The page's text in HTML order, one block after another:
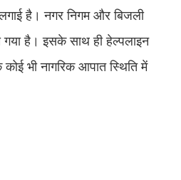
है। नगर निगम और बिजली
गया है। इसके साथ ही हेल्पलाइन
कोई भी नागरिक आपात स्थिति में